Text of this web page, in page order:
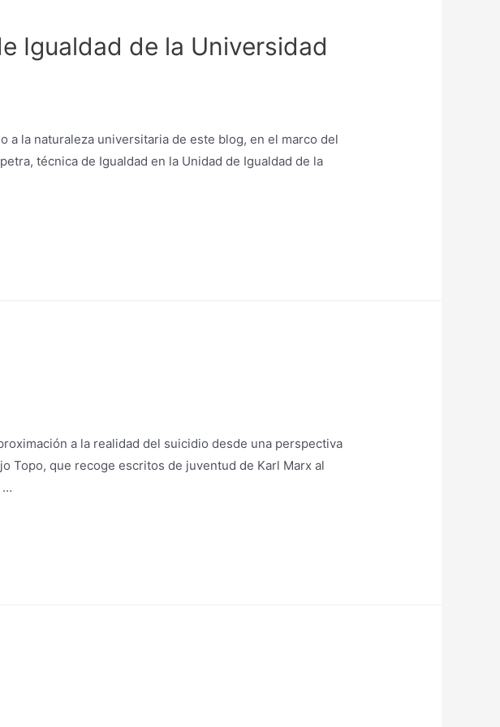
Igualdad de la Universidad
a la naturaleza universitaria de este blog, en el marco del
técnica de Igualdad en la Unidad de Igualdad de la
a la realidad del suicidio desde una perspectiva
Topo, que recoge escritos de juventud de Karl Marx al
…